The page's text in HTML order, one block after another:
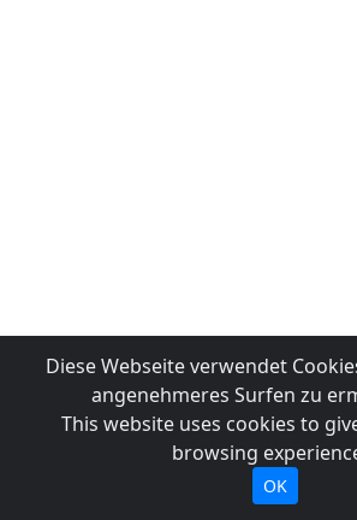
Diese Webseite verwendet
angenehmeres Surfen zu
This website uses cookies to
browsing
OK